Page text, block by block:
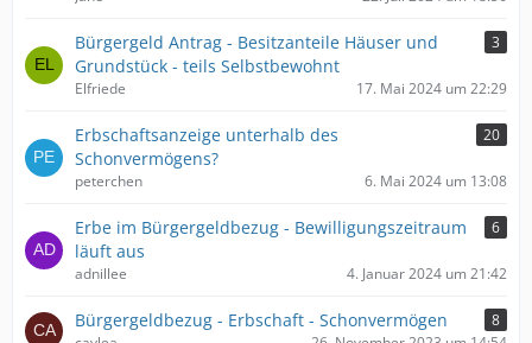
Bürgergeld Antrag - Besitzanteile Häuser und
Grundstück - teils Selbstbewohnt
3
Elfriede 17. Mai 2024 um 22:29
Erbschaftsanzeige unterhalb des
Schonvermögens?
20
peterchen 6. Mai 2024 um 13:08
Erbe im Bürgergeldbezug - Bewilligungszeitraum
läuft aus
6
adnillee 4. Januar 2024 um 21:42
Bürgergeldbezug - Erbschaft - Schonvermögen
8